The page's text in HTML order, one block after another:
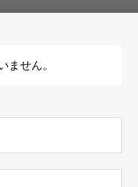
ません。